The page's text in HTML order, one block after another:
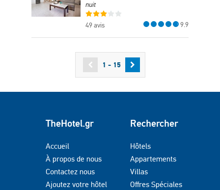
nuit
49 avis 9.9
1 - 15
TheHotel.gr
Accueil
À propos de nous
Contactez nous
Ajoutez votre hôtel
Rechercher
Hôtels
Appartements
Villas
Offres Spéciales